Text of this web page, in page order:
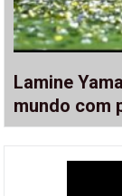
Lamine
mundo com